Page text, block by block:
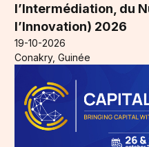
l’Intermédiation, du
l’Innovation) 2026
19-10-2026
Conakry, Guinée